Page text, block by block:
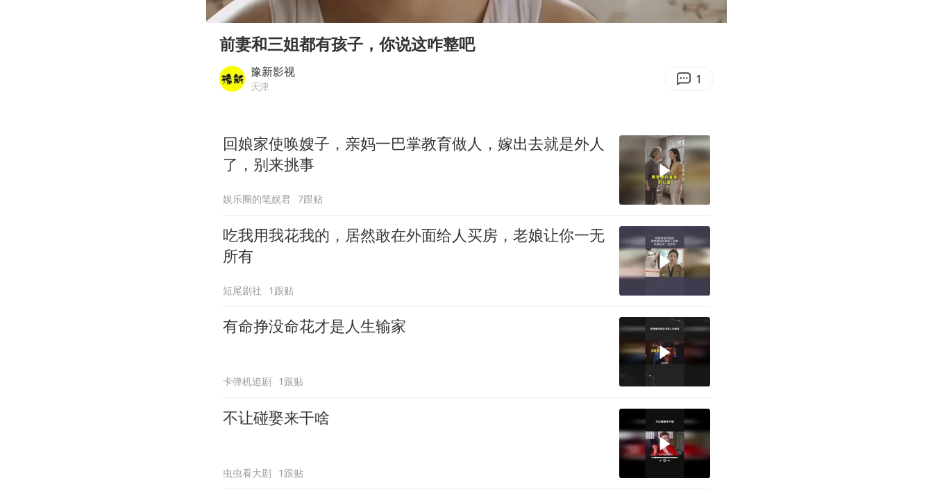
泰国初中生饮弹自尽前开了26枪
多个明星演唱会取消
Kimi K3也失控了
Play
00:00 08:38
前妻和三姐都有孩子，你说这咋整吧
豫新影视
天津 1
回娘家使唤嫂子，亲妈一巴掌教育做人，嫁出去就是外人
了，别来挑事
娱乐圈的笔娱君 7跟贴
吃我用我花我的，居然敢在外面给人买房，老娘让你一无
所有
短尾剧社 1跟贴
有命挣没命花才是人生输家
卡弹机追剧 1跟贴
不让碰娶来干啥
虫虫看大剧 1跟贴